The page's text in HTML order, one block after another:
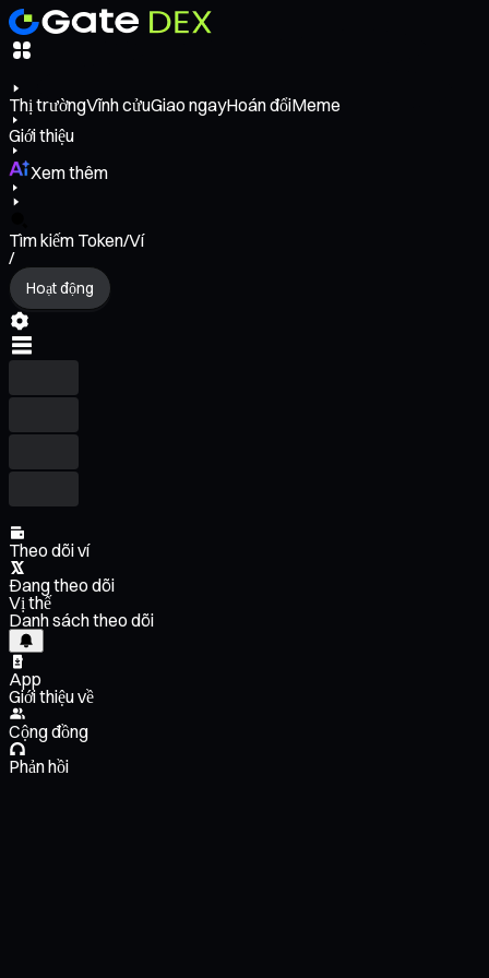
Thị trườngVĩnh cửuGiao ngayHoán đổiMeme
Giới thiệu
Xem thêm
Tìm kiếm Token/Ví
/
Hoạt động
Theo dõi ví
Đang theo dõi
Vị thế
Danh sách theo dõi
App
Giới thiệu về
Cộng đồng
Phản hồi